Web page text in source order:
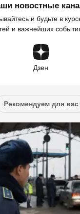
новостные
и будьте в
и важнейших
Дзен
Рекомендуем для вас